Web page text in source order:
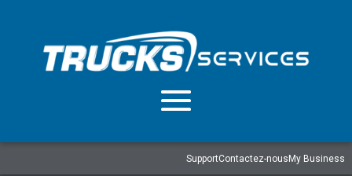
SupportContactez-nous My Business